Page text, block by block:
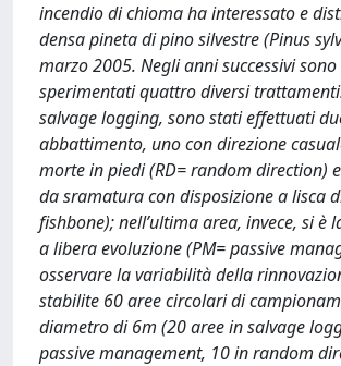
incendio di chioma ha interessato e
densa pineta di pino silvestre (Pinus
marzo 2005. Negli anni successivi
sperimentati quattro diversi
salvage logging, sono stati effettuati
abbattimento, uno con direzione
morte in piedi (RD= random direction)
da sramatura con disposizione a lisca
fishbone); nell’ultima area, invece, si è
a libera evoluzione (PM= passive
osservare la variabilità della
stabilite 60 aree circolari di
diametro di 6m (20 aree in salvage
passive management, 10 in random